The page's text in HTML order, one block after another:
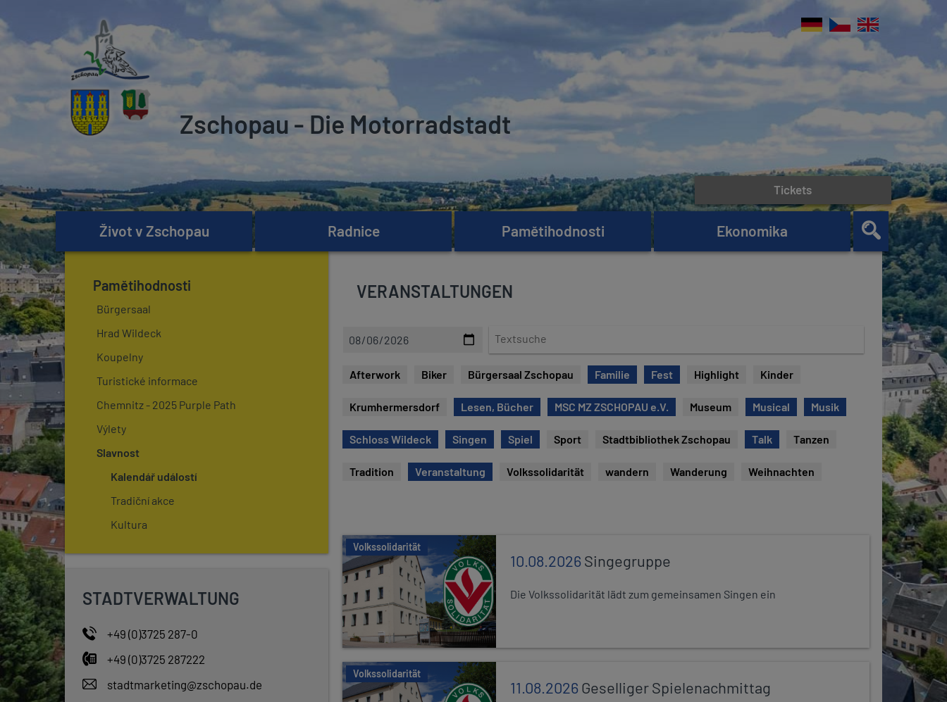
Zschopau - Die Motorradstadt
Život v Zschopau Radnice Pamětihodnosti Ekonomika
Tickets
Pamětihodnosti
Bürgersaal
Hrad Wildeck
Koupelny
Turistické informace
Chemnitz - 2025 Purple Path
Výlety
Slavnost
Kalendář událostí
Tradiční akce
Kultura
STADTVERWALTUNG
+49 (0)3725 287-0
+49 (0)3725 287222
stadtmarketing@zschopau.de
VERANSTALTUNGEN
t
s
u
Afterwork Biker Bürgersaal Zschopau Familie Fest Highlight Kinder
Krumhermersdorf Lesen, Bücher MSC MZ ZSCHOPAU e.V. Museum Musical Musik
Schloss Wildeck Singen Spiel Sport Stadtbibliothek Zschopau Talk Tanzen
Tradition Veranstaltung Volkssolidarität wandern Wanderung Weihnachten
Volkssolidarität
10.08.2026Singegruppe
Die Volkssolidarität lädt zum gemeinsamen Singen ein
Volkssolidarität
11.08.2026Geselliger Spielenachmittag